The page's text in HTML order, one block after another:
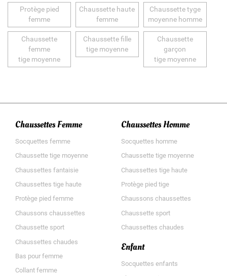
Protège pied
femme
Chaussette haute
femme
Chaussette tyge
moyenne homme
Chaussette
femme
tige moyenne
Chaussette fille
tige moyenne
Chaussette
garçon
tige moyenne
Chaussettes Femme
Socquettes femme
Chaussette tige moyenne
Chaussettes fantaisie
Chaussettes tige haute
Protège pied femme
Chaussons chaussettes
Chaussette sport
Chaussettes chaudes
Bas pour femme
Collant femme
Chaussettes Homme
Socquettes homme
Chaussette tige moyenne
Chaussettes tige haute
Protège pied tige
Chaussons chaussettes
Chaussette sport
Chaussettes chaudes
Enfant
Socquettes enfants